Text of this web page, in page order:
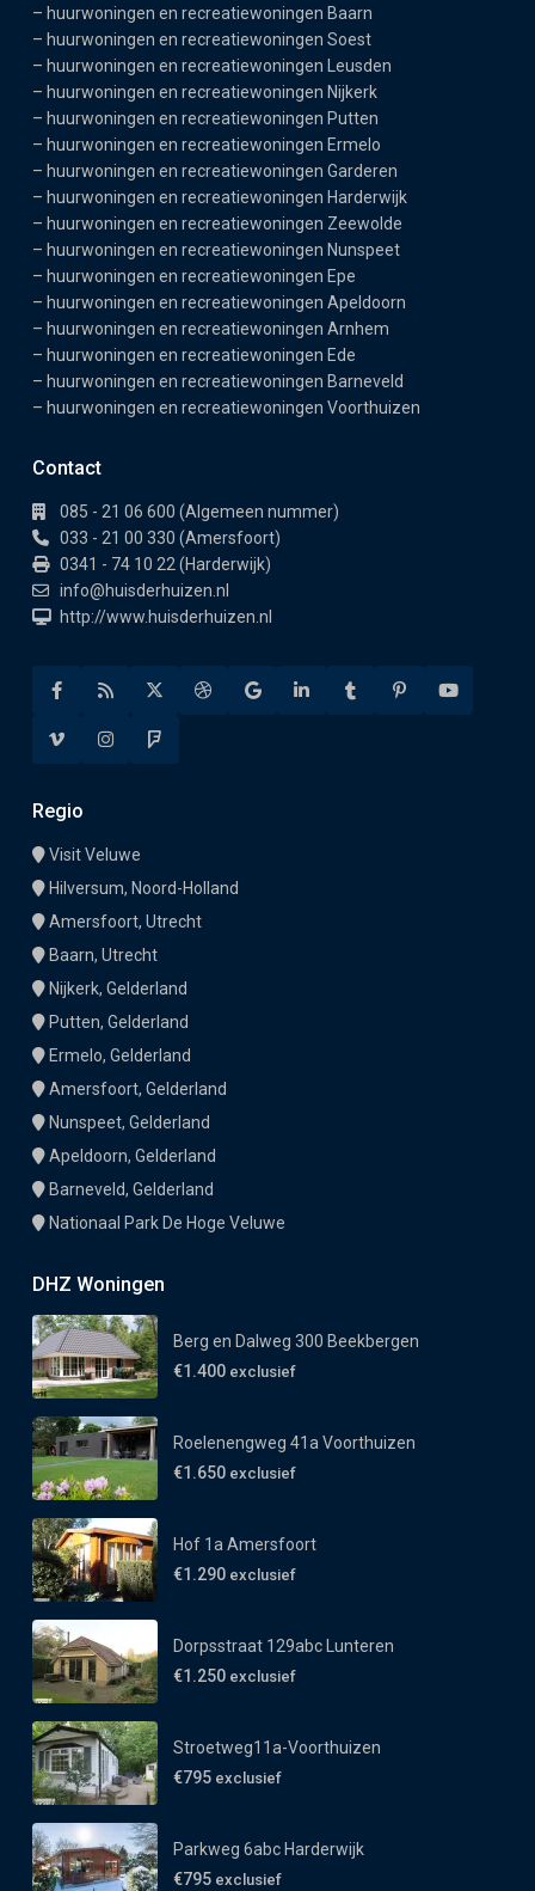
– huurwoningen en recreatiewoningen Baarn
– huurwoningen en recreatiewoningen Soest
– huurwoningen en recreatiewoningen Leusden
– huurwoningen en recreatiewoningen Nijkerk
– huurwoningen en recreatiewoningen Putten
– huurwoningen en recreatiewoningen Ermelo
– huurwoningen en recreatiewoningen Garderen
– huurwoningen en recreatiewoningen Harderwijk
– huurwoningen en recreatiewoningen Zeewolde
– huurwoningen en recreatiewoningen Nunspeet
– huurwoningen en recreatiewoningen Epe
– huurwoningen en recreatiewoningen Apeldoorn
– huurwoningen en recreatiewoningen Arnhem
– huurwoningen en recreatiewoningen Ede
– huurwoningen en recreatiewoningen Barneveld
– huurwoningen en recreatiewoningen Voorthuizen
Contact
085 - 21 06 600 (Algemeen nummer)
033 - 21 00 330 (Amersfoort)
0341 - 74 10 22 (Harderwijk)
info@huisderhuizen.nl
http://www.huisderhuizen.nl
Regio
Visit Veluwe
Hilversum, Noord-Holland
Amersfoort, Utrecht
Baarn, Utrecht
Nijkerk, Gelderland
Putten, Gelderland
Ermelo, Gelderland
Amersfoort, Gelderland
Nunspeet, Gelderland
Apeldoorn, Gelderland
Barneveld, Gelderland
Nationaal Park De Hoge Veluwe
DHZ Woningen
Berg en Dalweg 300 Beekbergen
€1.400 exclusief
Roelenengweg 41a Voorthuizen
€1.650 exclusief
Hof 1a Amersfoort
€1.290 exclusief
Dorpsstraat 129abc Lunteren
€1.250 exclusief
Stroetweg11a-Voorthuizen
€795 exclusief
Parkweg 6abc Harderwijk
€795 exclusief